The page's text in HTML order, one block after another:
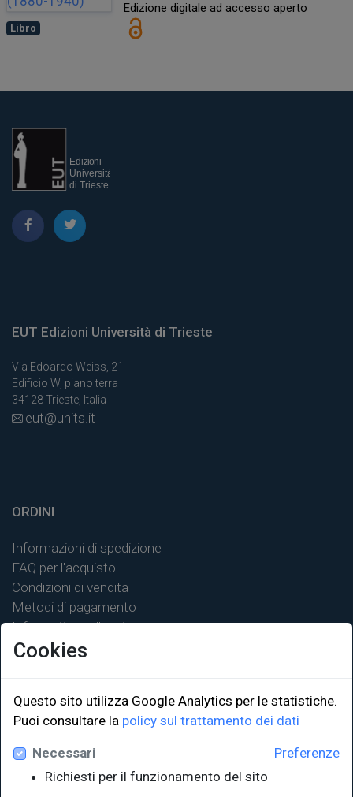
Libro
Edizione digitale ad accesso aperto
EUT Edizioni Università di Trieste
Via Edoardo Weiss, 21
Edificio W, piano terra
34128 Trieste, Italia
eut@units.it
ORDINI
Informazioni di spedizione
FAQ per l'acquisto
Condizioni di vendita
Metodi di pagamento
Informativa sulla privacy
LINK ISTITUZIONALI
Università degli Studi di Trieste
Sistema Bibliotecario di Ateneo
Cookies
Questo sito utilizza Google Analytics per le statistiche.
Puoi consultare la policy sul trattamento dei dati
Preferenze
Necessari
Richiesti per il funzionamento del sito